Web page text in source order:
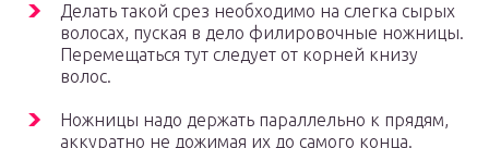
Делать такой срез необходимо на слегка сырых
волосах, пуская в дело филировочные ножницы.
Перемещаться тут следует от корней книзу
волос.
Ножницы надо держать параллельно к прядям,
аккуратно не дожимая их до самого конца.